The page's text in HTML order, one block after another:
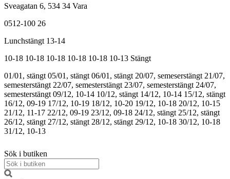
Sveagatan 6, 534 34 Vara
0512-100 26
Lunchstängt 13-14
10-18 10-18 10-18 10-18 10-18 10-13 Stängt
01/01, stängt 05/01, stängt 06/01, stängt 20/07, semeserstängt 21/07,
semesterstängt 22/07, semesterstängt 23/07, semesterstängt 24/07,
semesterstängt 09/12, 10-14 10/12, stängt 14/12, 10-14 15/12, stängt
16/12, 09-19 17/12, 10-19 18/12, 10-20 19/12, 10-18 20/12, 10-15
21/12, 11-17 22/12, 09-19 23/12, 09-18 24/12, stängt 25/12, stängt
26/12, stängt 27/12, stängt 28/12, stängt 29/12, 10-18 30/12, 10-18
31/12, 10-13
Sök i butiken